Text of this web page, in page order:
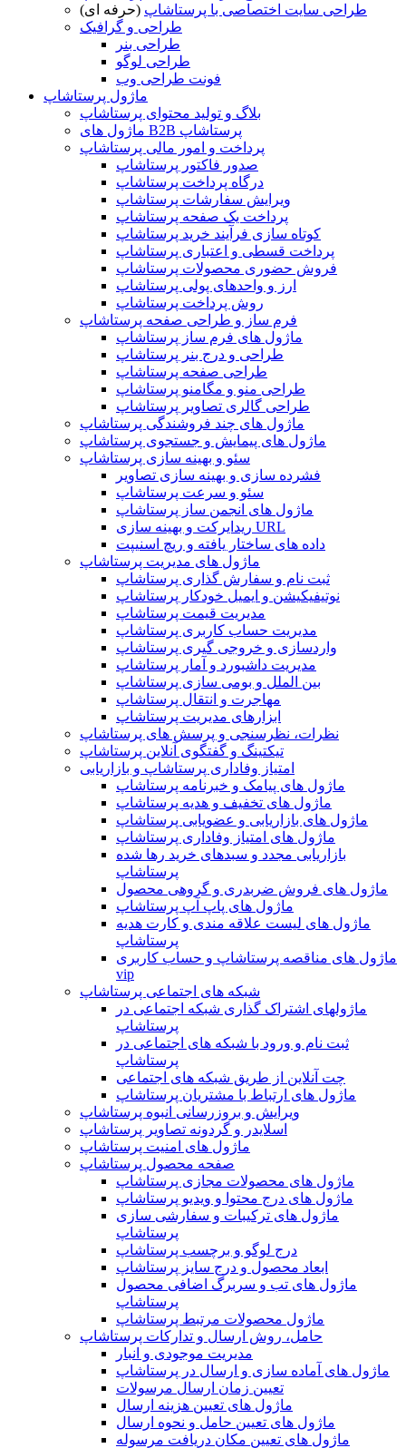
طراحی سایت اختصاصی با پرستاشاپ (حرفه ای)
طراحی و گرافیک
طراحی بنر
طراحی لوگو
فونت طراحی وب
ماژول پرستاشاپ
بلاگ و تولید محتوای پرستاشاپ
ماژول های B2B پرستاشاپ
پرداخت و امور مالی پرستاشاپ
صدور فاکتور پرستاشاپ
درگاه پرداخت پرستاشاپ
ویرایش سفارشات پرستاشاپ
پرداخت یک صفحه پرستاشاپ
کوتاه سازی فرآیند خرید پرستاشاپ
پرداخت قسطی و اعتباری پرستاشاپ
فروش حضوری محصولات پرستاشاپ
ارز و واحدهای پولی پرستاشاپ
روش پرداخت پرستاشاپ
فرم ساز و طراحی صفحه پرستاشاپ
ماژول های فرم ساز پرستاشاپ
طراحی و درج بنر پرستاشاپ
طراحی صفحه پرستاشاپ
طراحی منو و مگامنو پرستاشاپ
طراحی گالری تصاویر پرستاشاپ
ماژول های چند فروشندگی پرستاشاپ
ماژول های پیمایش و جستجوی پرستاشاپ
سئو و بهینه سازی پرستاشاپ
فشرده سازی و بهینه سازی تصاویر
سئو و سرعت پرستاشاپ
ماژول های انجمن ساز پرستاشاپ
ریدایرکت و بهینه سازی URL
داده های ساختار یافته و ریچ اسنیپت
ماژول های مدیریت پرستاشاپ
ثبت نام و سفارش گذاری پرستاشاپ
نوتیفیکیشن و ایمیل خودکار پرستاشاپ
مدیریت قیمت پرستاشاپ
مدیریت حساب کاربری پرستاشاپ
واردسازی و خروجی گیری پرستاشاپ
مدیریت داشبورد و آمار پرستاشاپ
بین الملل و بومی سازی پرستاشاپ
مهاجرت و انتقال پرستاشاپ
ابزارهای مدیریت پرستاشاپ
نظرات، نظرسنجی و پرسش های پرستاشاپ
تیکتینگ و گفتگوی آنلاین پرستاشاپ
امتیاز وفاداری پرستاشاپ و بازاریابی
ماژول های پیامک و خبرنامه پرستاشاپ
ماژول های تخفیف و هدیه پرستاشاپ
ماژول های بازاریابی و عضویابی پرستاشاپ
ماژول های امتیاز وفاداری پرستاشاپ
بازاریابی مجدد و سبدهای خرید رها شده
پرستاشاپ
ماژول های فروش ضربدری و گروهی محصول
ماژول های پاپ آپ پرستاشاپ
ماژول های لیست علاقه مندی و کارت هدیه
پرستاشاپ
ماژول های مناقصه پرستاشاپ و حساب کاربری
vip
شبکه های اجتماعی پرستاشاپ
ماژولهای اشتراک‌ گذاری شبکه اجتماعی در
پرستاشاپ
ثبت نام و ورود با شبکه های اجتماعی در
پرستاشاپ
چت آنلاین از طریق شبکه های اجتماعی
ماژول های ارتباط با مشتریان پرستاشاپ
ویرایش و بروزرسانی انبوه پرستاشاپ
اسلایدر و گردونه تصاویر پرستاشاپ
ماژول های امنیت پرستاشاپ
صفحه محصول پرستاشاپ
ماژول های محصولات مجازی پرستاشاپ
ماژول های درج محتوا و ویدیو پرستاشاپ
ماژول های ترکیبات و سفارشی سازی
پرستاشاپ
درج لوگو و برچسب پرستاشاپ
ابعاد محصول و درج سایز پرستاشاپ
ماژول های تب و سربرگ اضافی محصول
پرستاشاپ
ماژول محصولات مرتبط پرستاشاپ
حامل، روش ارسال و تدارکات پرستاشاپ
مدیریت موجودی و انبار
ماژول های آماده سازی و ارسال در پرستاشاپ
تعیین زمان ارسال مرسولات
ماژول های تعیین هزینه ارسال
ماژول های تعیین حامل و نحوه ارسال
ماژول های تعیین مکان دریافت مرسوله